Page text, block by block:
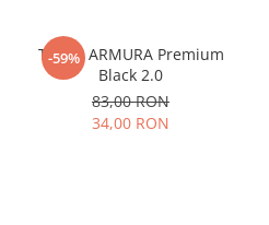
-59%
Tricou ARMURA Premium
Black 2.0
83,00 RON
34,00 RON